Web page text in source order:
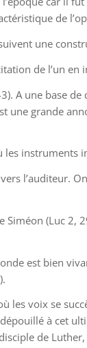
de
une
de l’un
A une base
une grande
l’auditeur.
(Luc
est bien
les voix se
à cet
de